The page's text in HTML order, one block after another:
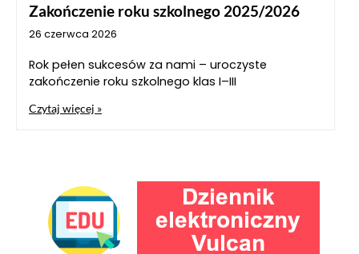
Zakończenie roku szkolnego 2025/2026
26 czerwca 2026
Rok pełen sukcesów za nami – uroczyste
zakończenie roku szkolnego klas I–III
Czytaj więcej »